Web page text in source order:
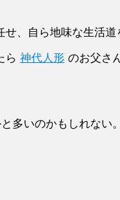
、自ら地味な生活道
ら 神代人形 のお父さ
多いのかもしれない